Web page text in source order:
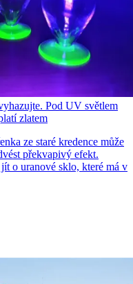
Pod UV světlem
zlatem
ze staré kredence může
překvapivý efekt.
o uranové sklo, které má v